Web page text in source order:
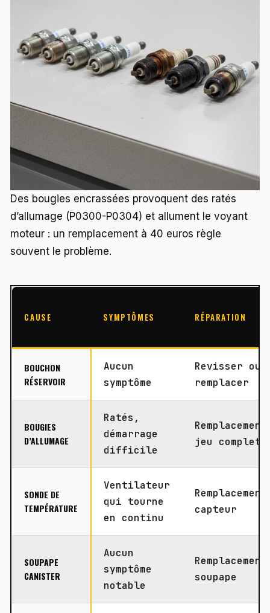
Des bougies encrassées provoquent des ratés
d’allumage (P0300-P0304) et allument le voyant
moteur : un remplacement à 40 euros règle
souvent le problème.
CAUSE SYMPTÔMES RÉPARATION
BOUCHON
RÉSERVOIR
Aucun
symptôme
Revisser ou
remplacer
BOUGIES
D’ALLUMAGE
Ratés,
démarrage
difficile
Remplacement
jeu complet
SONDE DE
TEMPÉRATURE
Ventilateur
qui tourne
en continu
Remplacement
capteur
SOUPAPE
CANISTER
Aucun
symptôme
notable
Remplacement
soupape